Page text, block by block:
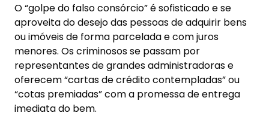
O “golpe do falso consórcio” é sofisticado e se
aproveita do desejo das pessoas de adquirir bens
ou imóveis de forma parcelada e com juros
menores. Os criminosos se passam por
representantes de grandes administradoras e
oferecem “cartas de crédito contempladas” ou
“cotas premiadas” com a promessa de entrega
imediata do bem.